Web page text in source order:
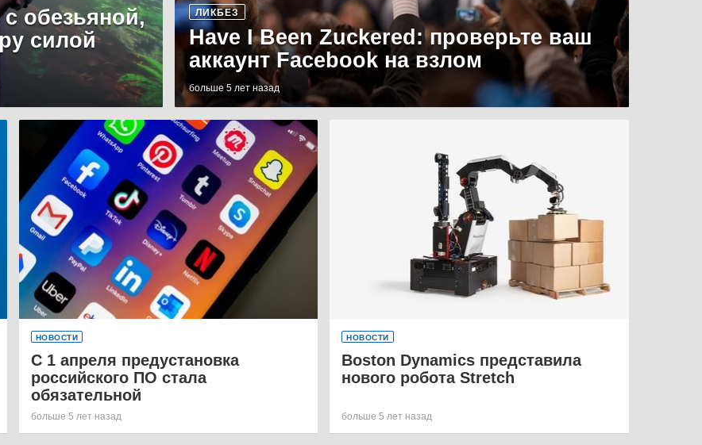
обезьяной,
силой
ЛИКБЕЗ
Have I Been Zuckered: проверьте ваш
аккаунт Facebook на взлом
больше 5 лет назад
НОВОСТИ
С 1 апреля предустановка
российского ПО стала
обязательной
больше 5 лет назад
НОВОСТИ
Boston Dynamics представила
нового робота Stretch
больше 5 лет назад